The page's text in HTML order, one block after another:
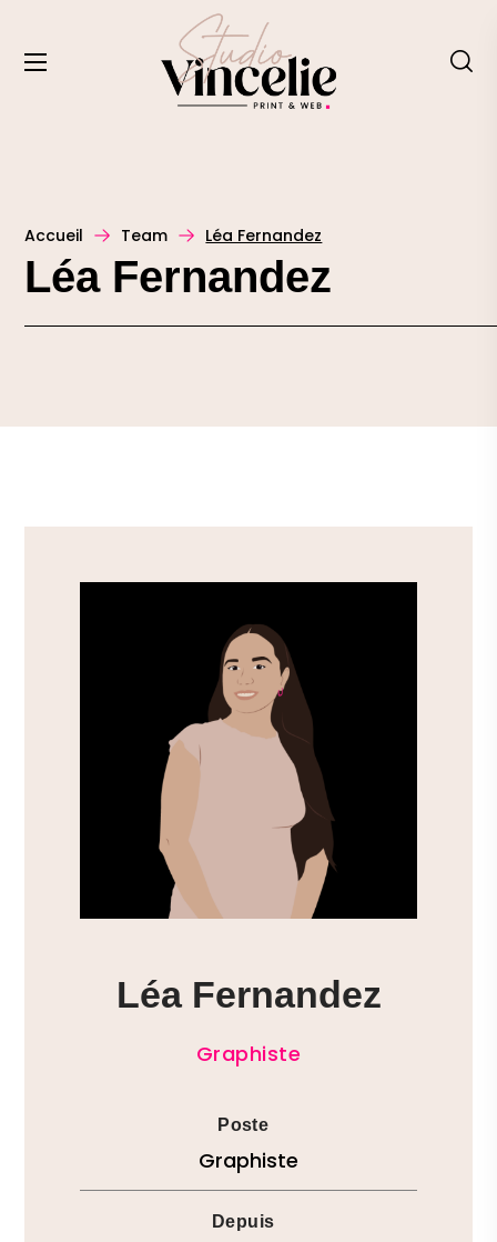
Accueil Team Léa Fernandez
Léa Fernandez
Léa Fernandez
Graphiste
Poste
Graphiste
Depuis